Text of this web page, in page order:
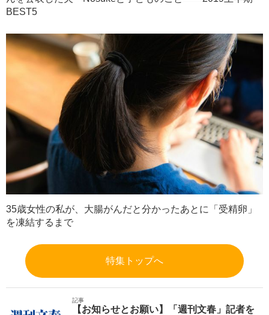
BEST5
35歳女性の私が、大腸がんだと分かったあとに「受精卵」
を凍結するまで
特集トップへ
記事
【お知らせとお願い】「週刊文春」記者を